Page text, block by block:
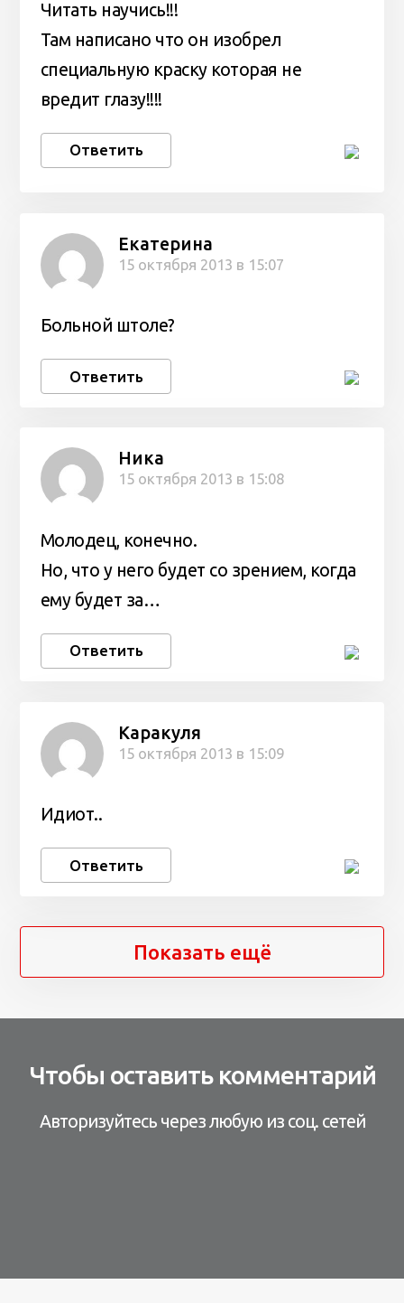
Читать научись!!!
Там написано что он изобрел
специальную краску которая не
вредит глазу!!!!
Ответить
Екатерина
15 октября 2013 в 15:07
Больной штоле?
Ответить
Ника
15 октября 2013 в 15:08
Молодец, конечно.
Но, что у него будет со зрением, когда
ему будет за…
Ответить
Каракуля
15 октября 2013 в 15:09
Идиот..
Ответить
Показать ещё
Чтобы оставить комментарий
Авторизуйтесь через любую из соц. сетей